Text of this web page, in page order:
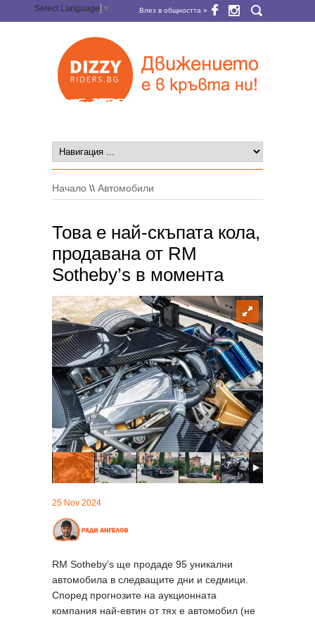
Select Language ▼ Влез в общността »
Начало \\ Автомобили
Това е най-скъпата кола,
продавана от RM
Sotheby’s в момента
25 Nov 2024
RM Sotheby’s ще продаде 95 уникални
автомобила в следващите дни и седмици.
Според прогнозите на аукционната
компания най-евтин от тях е автомобил (не